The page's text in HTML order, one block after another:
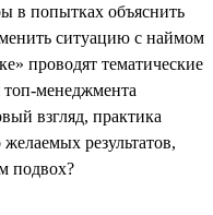
в попытках объяснить
ситуацию с наймом
проводят тематические
менеджмента
взгляд, практика
результатов,
подвох?